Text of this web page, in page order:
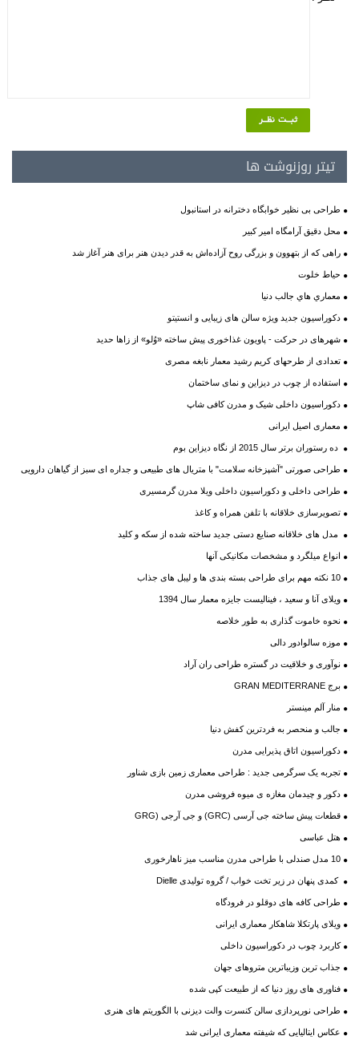
تیتر روزنوشت ها
طراحی بی نظیر خوابگاه دخترانه در استانبول
محل دقیق آرامگاه امیر کبیر
راهی که از بتهوون و بزرگی روح آزاده‌اش به قدر دیدن هنر برای هنر آغاز شد
حیاط خلوت
معماري هاي جالب دنيا
دکوراسیون جدید ویژه سالن های زیبایی و انستیتو
شهرهای در حرکت - پاویون غذاخوری پیش ساخته «وُلو» از زاها حدید
تعدادی از طرحهای کریم رشید معمار نابغه مصری
استفاده از چوب در دیزاین و نمای ساختمان
دکوراسیون داخلی شیک و مدرن کافی شاپ
معماری اصیل ایرانی
ده رستوران برتر سال 2015 از نگاه دیزاین بوم
طراحی صورتی "آشپزخانه سلامت" با متریال های طبیعی و جداره ای سبز از گیاهان دارویی
طراحی داخلی و دکوراسیون داخلی ویلا مدرن گرمسیری
تصویرسازی خلاقانه با تلفن همراه و کاغذ
مدل های خلاقانه صنایع دستی جدید ساخته شده از سکه و کلید
انواع میلگرد و مشخصات مکانیکی آنها
10 نکته مهم برای طراحی بسته بندی ها و لیبل های جذاب
ویلای آنا و سعید ، فینالیست جایزه معمار سال 1394
نحوه خاموت گذاری به طور خلاصه
موزه سالوادور دالی
نوآوری و خلاقیت در گستره طراحی ران آراد
برج GRAN MEDITERRANE
منار آلم مینستر
جالب و منحصر به فردترین کفش دنیا
دکوراسیون اتاق پذیرایی مدرن
تجربه یک سرگرمی جدید : طراحی معماری زمین بازی شناور
دکور و چیدمان مغازه ی میوه فروشی مدرن
قطعات پیش ساخته جی آرسی (GRC) و جی آرجی (GRG
هتل عباسی
10 مدل صندلی با طراحی مدرن مناسب میز ناهارخوری
کمدی پنهان در زیر تخت خواب / گروه تولیدی Dielle
طراحی کافه های دوقلو در فرودگاه
ویلای پارتکلا شاهکار معماری ایرانی
کاربرد چوب در دکوراسیون داخلی
جذاب ترین وزیباترین متروهای جهان
فناوری های روز دنیا که از طبیعت کپی شده
طراحی نورپردازی سالن کنسرت والت دیزنی با الگوریتم های هنری
عکاس ایتالیایی که شیفته معماری ایرانی شد